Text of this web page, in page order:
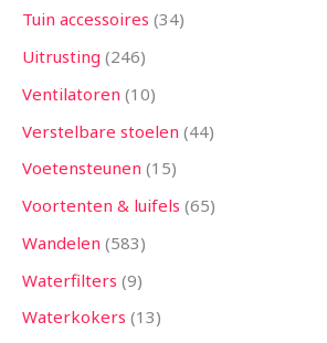
Tuin accessoires 34
Uitrusting 246
Ventilatoren 10
Verstelbare stoelen 44
Voetensteunen 15
Voortenten & luifels 65
Wandelen 583
Waterfilters 9
Waterkokers 13